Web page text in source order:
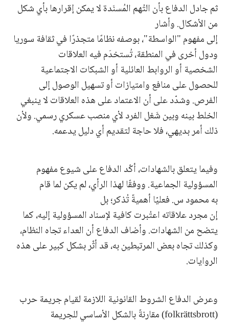
ثم جادل الدفاع بأن التُهم المُسنَدة لا يمكن إقرارها بأي شكل
من الأشكال. وأشار
إلى مفهوم "الواسطة"، بوصفه نظامًا متجذرًا في ثقافة سوريا
ودول أخرى في المنطقة، تُستخدَم فيه العلاقات
الشخصية أو الروابط العائلية أو الشبكات الاجتماعية
للحصول على منافع وامتيازات أو تسهيل الوصول إلى
الفرص. وشدّد على أن الاعتماد على هذه العلاقات لا ينبغي
الخلط بينه وبين شَغل الفرد لأي منصب عسكري رسمي. ولأن
ذلك أمر بديهي، فلا حاجة لتقديم أي دليل يدعمه.
وفيما يتعلق بالشهادات، أكّد الدفاع على شيوع مفهوم
المسؤولية الجماعية. ووفقًا لهذا الرأي، لم يكن لما قام
به محمود س. فعليّا أهميةٌ تُذكر؛ بل
إن مجرد علاقاته اعتُبرت كافية لإسناد المسؤولية إليه، كما
يتضح من الشهادات. وأضاف الدفاع أن العداء تجاه النظام،
وكذلك تجاه بعض المرتبطين به، قد أثّر بشكل كبير على هذه
الروايات.
وعرض الدفاع الشروط القانونية اللازمة لقيام جريمة حرب
(folkrättsbrott) مقارنةً بالشكل الأساسي للجريمة